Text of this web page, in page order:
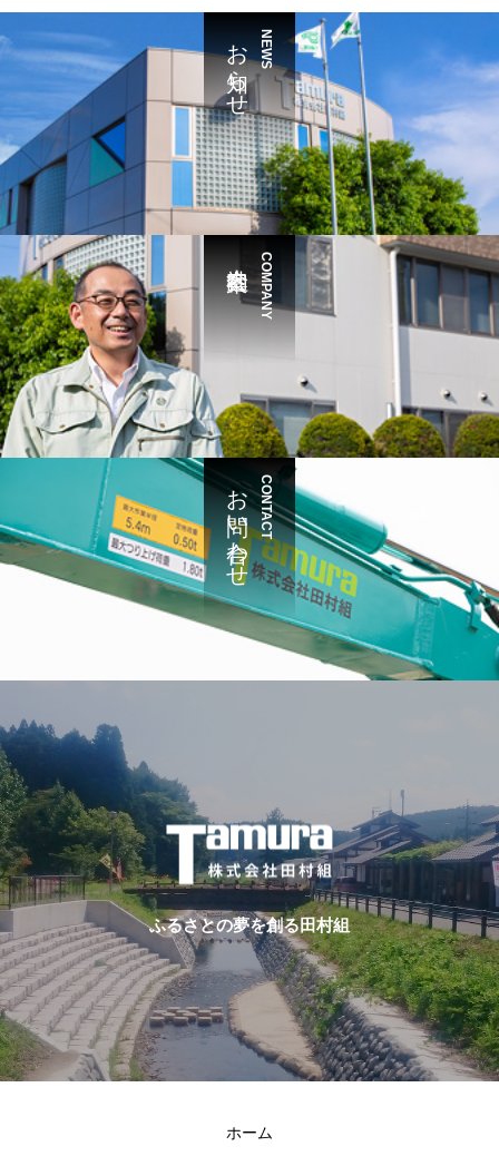
NEWS
お知らせ
COMPANY
CONTACT
お問い合わせ
ふるさとの夢を創る田村組
ホーム